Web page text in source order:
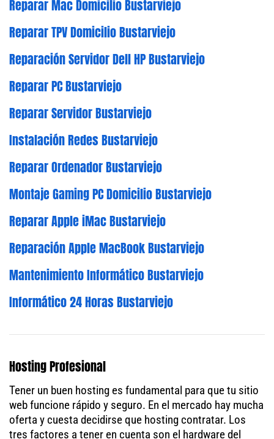
Reparar Mac Domicilio Bustarviejo
Reparar TPV Domicilio Bustarviejo
Reparación Servidor Dell HP Bustarviejo
Reparar PC Bustarviejo
Reparar Servidor Bustarviejo
Instalación Redes Bustarviejo
Reparar Ordenador Bustarviejo
Montaje Gaming PC Domicilio Bustarviejo
Reparar Apple iMac Bustarviejo
Reparación Apple MacBook Bustarviejo
Mantenimiento Informático Bustarviejo
Informático 24 Horas Bustarviejo
Hosting Profesional
Tener un buen hosting es fundamental para que tu sitio
web funcione rápido y seguro. En el mercado hay mucha
oferta y cuesta decidirse que hosting contratar. Los
tres factores a tener en cuenta son el hardware del